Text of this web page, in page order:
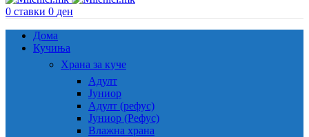
0 ставки 0 ден
Дома
Кучиња
Храна за куче
Адулт
Јуниор
Адулт (рефус)
Јуниор (Рефус)
Влажна храна